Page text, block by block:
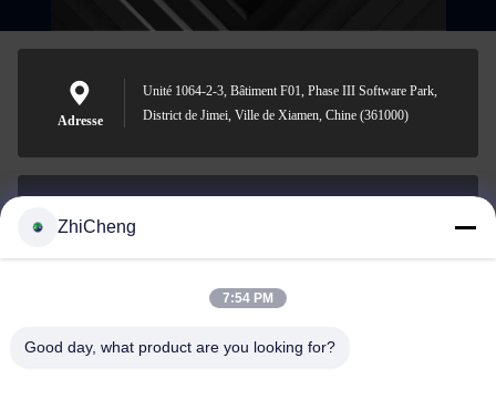
Adresse
Unité 1064-2-3, Bâtiment F01, Phase III Software Park,
District de Jimei, Ville de Xiamen, Chine (361000)
0086-592-5636807
ZhiCheng
7:54 PM
Good day, what product are you looking for?